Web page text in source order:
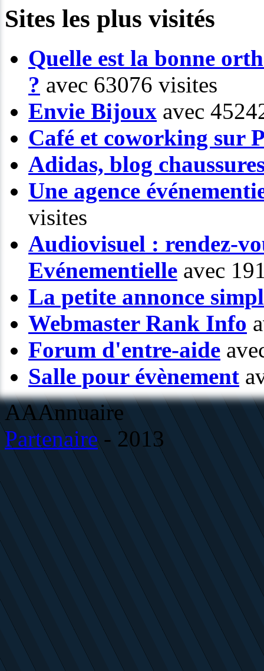
Sites les plus visités
Quelle est la bonne
? avec 63076 visites
Envie Bijoux avec
Café et coworking sur
Adidas, blog
Une agence
visites
Audiovisuel : rendez-
Evénementielle avec
La petite annonce
Webmaster Rank Info
Forum d'entre-aide
Salle pour évènement
AAAnnuaire
Partenaire- 2013